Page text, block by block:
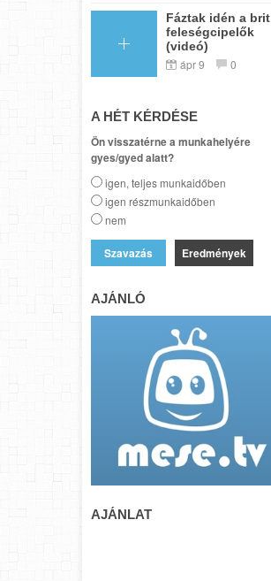
Fáztak idén a brit
feleségcipelők
(videó)
ápr 9 0
A HÉT KÉRDÉSE
Ön visszatérne a munkahelyére
gyes/gyed alatt?
igen, teljes munkaidőben
igen részmunkaidőben
nem
Eredmények
AJÁNLÓ
AJÁNLAT